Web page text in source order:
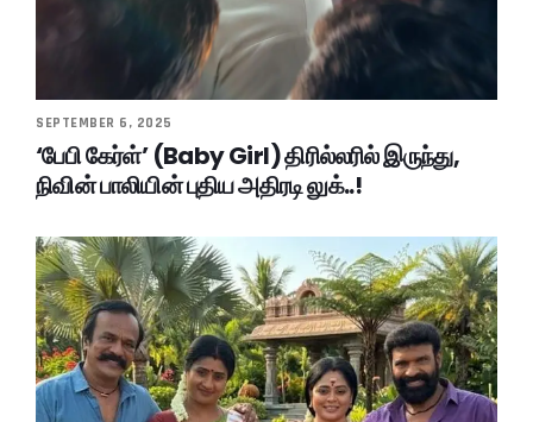
SEPTEMBER 6, 2025
‘பேபி கேர்ள்’ (Baby Girl) திரில்லரில் இருந்து,
நிவின் பாலியின் புதிய அதிரடி லுக்..!